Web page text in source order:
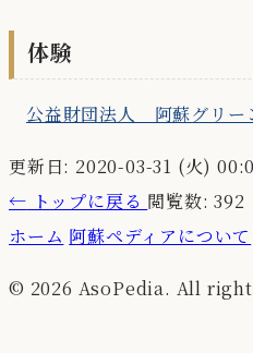
体験
公益財団法人 阿蘇グリー
更新日: 2020-03-31 (火)
← トップに戻る 閲覧数: 392
ホーム 阿蘇ペディアについて
© 2026 AsoPedia. All